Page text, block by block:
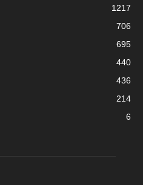
1217
706
695
440
436
214
6